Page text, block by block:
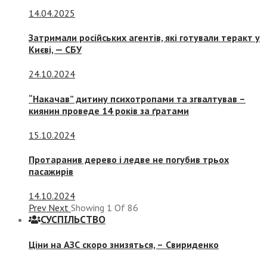
14.04.2025
Затримали російських агентів, які готували теракт у
Києві, — СБУ
24.10.2024
“Накачав” дитину психотропами та згвалтував –
киянин проведе 14 років за ґратами
15.10.2024
Протаранив дерево і ледве не погубив трьох
пасажирів
14.10.2024
Prev Next Showing 1 Of 86
СУСПIЛЬСТВО
Ціни на АЗС скоро знизяться, – Свириденко